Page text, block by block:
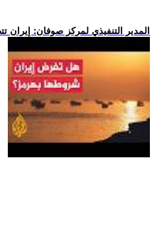
.. المدير التنفيذي لمركز صوفان: إيران